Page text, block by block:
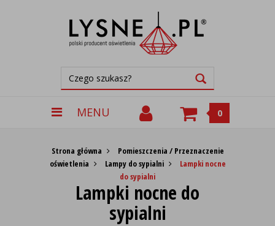
MENU 0
Strona główna
Pomieszczenia / Przeznaczenie
oświetlenia
Lampy do sypialni
Lampki nocne
do sypialni
Lampki nocne do
sypialni